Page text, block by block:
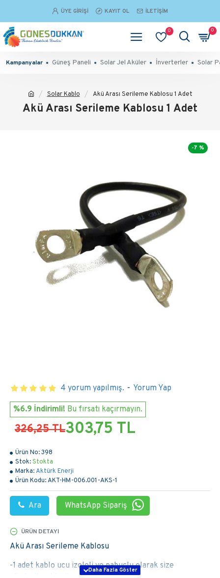
ÜYE GIRIŞI KAYIT OL İLETIŞIM
0 0
Kampanyalar Güneş Paneli Solar Jel Aküler İnverterler Solar
Solar Kablo Akü Arası Serileme Kablosu 1 Adet
Akü Arası Serileme Kablosu 1 Adet
-7 %
Ürün No:398
Stok:Stokta
Marka:Aktürk Enerji
Ürün Kodu:AKT-HM-006.001-AKS-1
Ara WhatsApp Sipariş
4 yorum yapılmış. - Yorum Yap
%6.9 İndirimli! Bu fırsatı kaçırmayın.
326,25 TL303,75 TL
ÜRÜN DETAYI
Akü Arası Serileme Kablosu
-1 adet kablo ucu izoleli ve pabuçlu olarak size